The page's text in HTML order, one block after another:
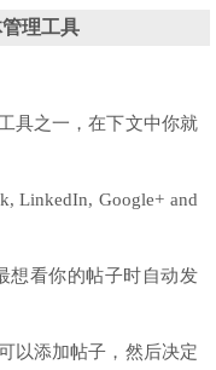
理工具
具之一，在下文中你就
LinkedIn, Google+ and
想看你的帖子时自动发
以添加帖子，然后决定